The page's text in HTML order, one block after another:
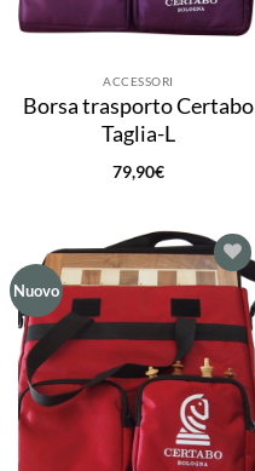
ACCESSORI
Borsa trasporto Certabo
Taglia-L
79,90€
Nuovo
Aggiungi
alla lista
dei
desideri